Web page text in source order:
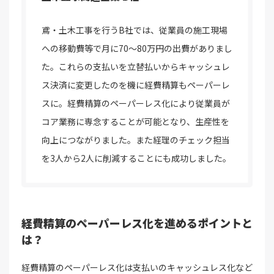
鳶・土木工事を行うB社では、従業員の施工現場
への移動費等で月に70～80万円の出費がありまし
た。これらの支払いを立替払いからキャッシュレ
ス決済に変更したのを機に経費精算もペーパーレ
スに。経費精算のペーパーレス化により従業員が
コア業務に専念することが可能となり、生産性を
向上につながりました。また経理のチェック担当
を3人から2人に削減することにも成功しました。
経費精算のペーパーレス化を進めるポイントと
は？
経費精算のペーパーレス化は支払いのキャッシュレス化など